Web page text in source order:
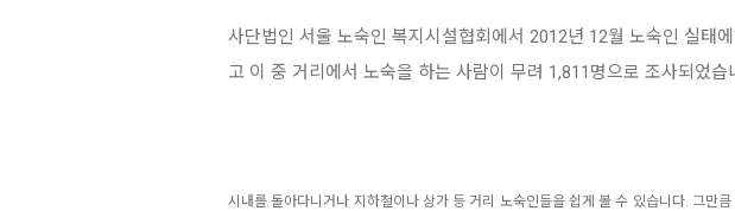
사단법인 서울 노숙인 복지시설협회에서 2012년 12월 노숙인 실태
고 이 중 거리에서 노숙을 하는 사람이 무려 1,811명으로 조사되었습
시내를 돌아다니거나 지하철이나 상가 등 거리 노숙인들을 쉽게 볼 수 있습니다. 그만